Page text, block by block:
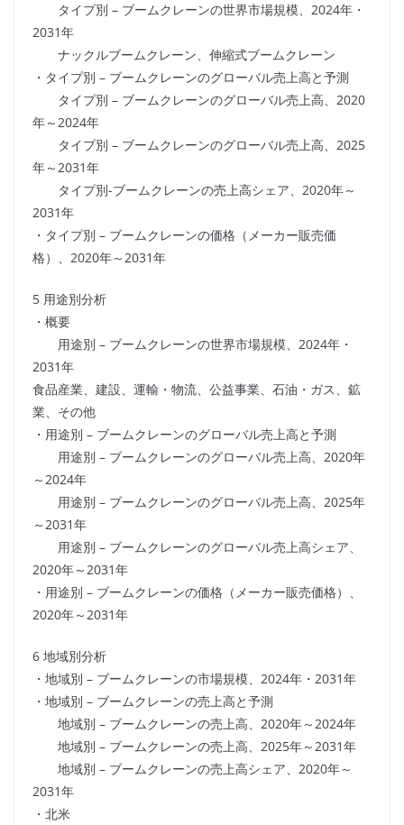
タイプ別 – ブームクレーンの世界市場規模、2024年・
2031年
ナックルブームクレーン、伸縮式ブームクレーン
・タイプ別 – ブームクレーンのグローバル売上高と予測
タイプ別 – ブームクレーンのグローバル売上高、2020
年～2024年
タイプ別 – ブームクレーンのグローバル売上高、2025
年～2031年
タイプ別-ブームクレーンの売上高シェア、2020年～
2031年
・タイプ別 – ブームクレーンの価格（メーカー販売価
格）、2020年～2031年
5 用途別分析
・概要
用途別 – ブームクレーンの世界市場規模、2024年・
2031年
食品産業、建設、運輸・物流、公益事業、石油・ガス、鉱
業、その他
・用途別 – ブームクレーンのグローバル売上高と予測
用途別 – ブームクレーンのグローバル売上高、2020年
～2024年
用途別 – ブームクレーンのグローバル売上高、2025年
～2031年
用途別 – ブームクレーンのグローバル売上高シェア、
2020年～2031年
・用途別 – ブームクレーンの価格（メーカー販売価格）、
2020年～2031年
6 地域別分析
・地域別 – ブームクレーンの市場規模、2024年・2031年
・地域別 – ブームクレーンの売上高と予測
地域別 – ブームクレーンの売上高、2020年～2024年
地域別 – ブームクレーンの売上高、2025年～2031年
地域別 – ブームクレーンの売上高シェア、2020年～
2031年
・北米